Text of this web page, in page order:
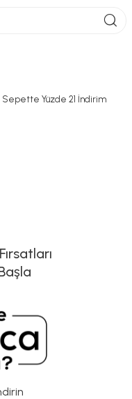
Sepette Yüzde 21 İndirim